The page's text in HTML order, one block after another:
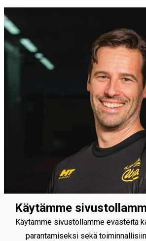
Käytämme
Käytämme sivustollamme evästeitä
parantamiseksi sekä